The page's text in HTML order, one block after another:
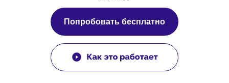
Попробовать бесплатно